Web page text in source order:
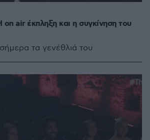
air έκπληξη και η συγκίνηση του
τα γενέθλιά του